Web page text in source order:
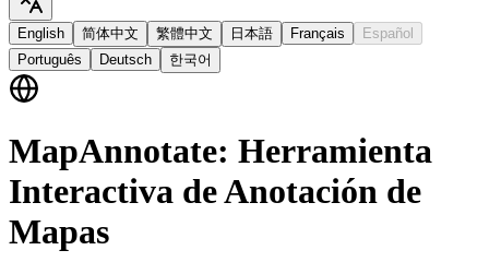
English 简体中文 繁體中文 日本語 Français
Español
Português
Deutsch 한국어
MapAnnotate: Herramienta
Interactiva de Anotación de
Mapas